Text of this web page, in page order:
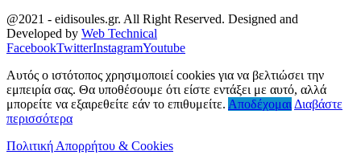
@2021 - eidisoules.gr. All Right Reserved. Designed and
Developed by Web Technical
FacebookTwitterInstagramYoutube
Αυτός ο ιστότοπος χρησιμοποιεί cookies για να βελτιώσει την
εμπειρία σας. Θα υποθέσουμε ότι είστε εντάξει με αυτό, αλλά
μπορείτε να εξαιρεθείτε εάν το επιθυμείτε. Αποδέχομαι Διαβάστε
περισσότερα
Πολιτική Απορρήτου & Cookies